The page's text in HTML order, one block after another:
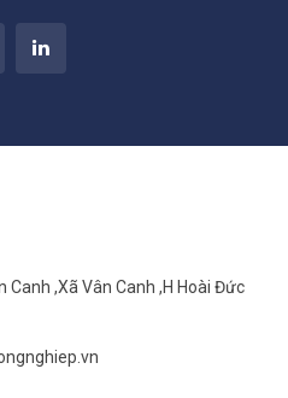
Canh ,Xã Vân Canh ,H Hoài Đức